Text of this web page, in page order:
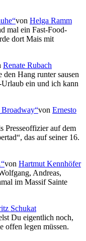
von Helga Ramm
mal ein Fast-Food-
dort Mais mit
Renate Rubach
Hang runter sausen
ein und ich kann
von Ernesto
Presseoffizier auf dem
, das auf seiner 16.
von Hartmut Kennhöfer
Andreas,
im Massif Sainte
Schukat
Du eigentlich noch,
offen legen müssen.